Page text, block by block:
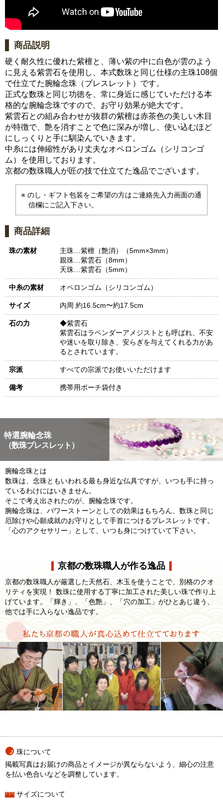
商品説明
硬く耐久性に優れた紫檀と、薄い紫の中に白色が雲のよう
に見える紫雲石を使用し、本式数珠と同じ仕様の主珠108個
で仕立てた腕輪念珠（ブレスレット）です。
正式な数珠と同じ功徳を、常に身近に感じていただける本
格的な腕輪念珠ですので、お守り効果が絶大です。
紫雲石との組み合わせが抜群の紫檀は赤茶色の美しい木目
が特徴で、艶を消すことで色に深みが増し、使い込むほど
にしっくりと手に馴染んでいきます。
中糸には伸縮性があり丈夫なオペロンゴム（シリコンゴ
ム）を使用しております。
京都の数珠職人が匠の技で仕立てた逸品でございます。
のし・ギフト包装をご希望の方はご連絡先入力画面の通
信欄にご記入下さい。
商品詳細
珠の素材
主珠…紫檀（艶消）（5mm×3mm）
親珠…紫雲石（8mm）
天珠…紫雲石（5mm）
中糸の素材 オペロンゴム（シリコンゴム）
サイズ 内周 約16.5cm〜約17.5cm
石の力
◆紫雲石
紫雲石はラベンダーアメジストとも呼ばれ、不安
や迷いを取り除き、安らぎを与えてくれる力があ
るとされています。
宗派 すべての宗派でお使いいただけます
備考 携帯用ポーチ袋付き
特選腕輪念珠
（数珠ブレスレット）
腕輪念珠とは
数珠は、念珠ともいわれる最も身近な仏具ですが、いつも手に持っ
ているわけにはいきません。
そこで考え出されたのが、腕輪念珠です。
腕輪念珠は、パワーストーンとしての効果はもちろん、数珠と同じ
厄除けや心願成就のお守りとして手首につけるブレスレットです。
「心のアクセサリー」として、いつも身につけていて下さい。
京都の数珠職人が作る逸品
京都の数珠職人が厳選した天然石、木玉を使うことで、別格のクオ
リティを実現！ 数珠に使用する丁寧に加工された美しい珠で作り上
げています。「輝き」、「色艶」、「穴の加工」がひとあじ違う、
他では手に入らない逸品です。
珠について
掲載写真はお届けの商品とイメージが異ならないよう、細心の注意
を払い色合いなどを調整しています。
サイズについて